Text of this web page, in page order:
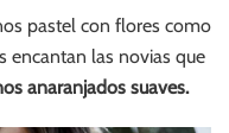
pastel con flores como
encantan las novias que
anaranjados suaves.